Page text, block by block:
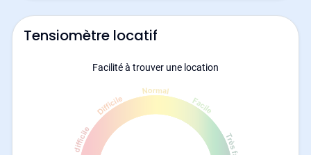
Tensiomètre locatif
Facilité à trouver une location